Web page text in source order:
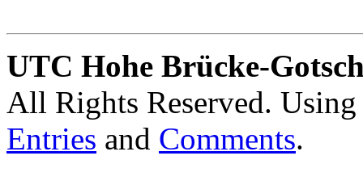
UTC Hohe Brücke-
All Rights Reserved.
Entries and Comments.